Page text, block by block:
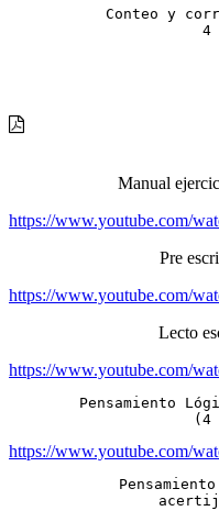
Conteo y
4
Manual
https://www.youtube.com/
Pre
https://www.youtube.com/
Lecto
https://www.youtube.com/
Pensamiento
(4
https://www.youtube.com/